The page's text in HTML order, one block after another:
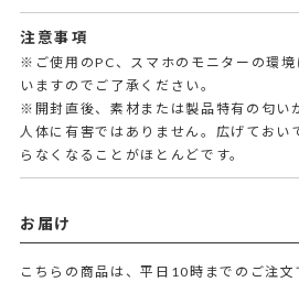
注意事項
※ご使用のPC、スマホのモニターの環
いますのでご了承ください。
※開封直後、素材または製品特有の匂い
人体に有害ではありません。広げておい
らなくなることがほとんどです。
お届け
こちらの商品は、平日10時までのご注